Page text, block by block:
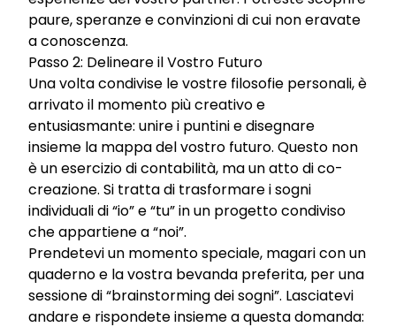
paure, speranze e convinzioni di cui non eravate
a conoscenza.
Passo 2: Delineare il Vostro Futuro
Una volta condivise le vostre filosofie personali, è
arrivato il momento più creativo e
entusiasmante: unire i puntini e disegnare
insieme la mappa del vostro futuro. Questo non
è un esercizio di contabilità, ma un atto di co-
creazione. Si tratta di trasformare i sogni
individuali di “io” e “tu” in un progetto condiviso
che appartiene a “noi”.
Prendetevi un momento speciale, magari con un
quaderno e la vostra bevanda preferita, per una
sessione di “brainstorming dei sogni”. Lasciatevi
andare e rispondete insieme a questa domanda: